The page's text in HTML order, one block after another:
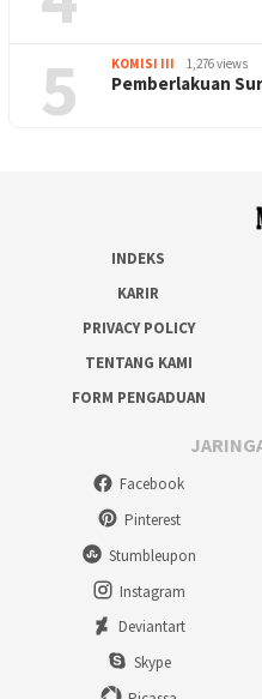
5 KOMISI III 1,276 views
Pemberlakuan
INDEKS
KARIR
PRIVACY POLICY
TENTANG KAMI
FORM PENGADUAN
Facebook
Pinterest
Stumbleupon
Instagram
Deviantart
Skype